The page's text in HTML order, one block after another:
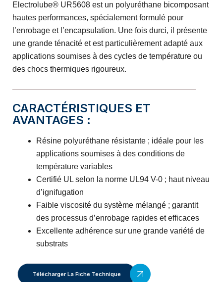
Electrolube® UR5608 est un polyuréthane bicomposant
hautes performances, spécialement formulé pour
l’enrobage et l’encapsulation. Une fois durci, il présente
une grande ténacité et est particulièrement adapté aux
applications soumises à des cycles de température ou
des chocs thermiques rigoureux.
CARACTÉRISTIQUES ET
AVANTAGES :
Résine polyuréthane résistante ; idéale pour les
applications soumises à des conditions de
température variables
Certifié UL selon la norme UL94 V-0 ; haut niveau
d’ignifugation
Faible viscosité du système mélangé ; garantit
des processus d’enrobage rapides et efficaces
Excellente adhérence sur une grande variété de
substrats
Télécharger La Fiche Technique